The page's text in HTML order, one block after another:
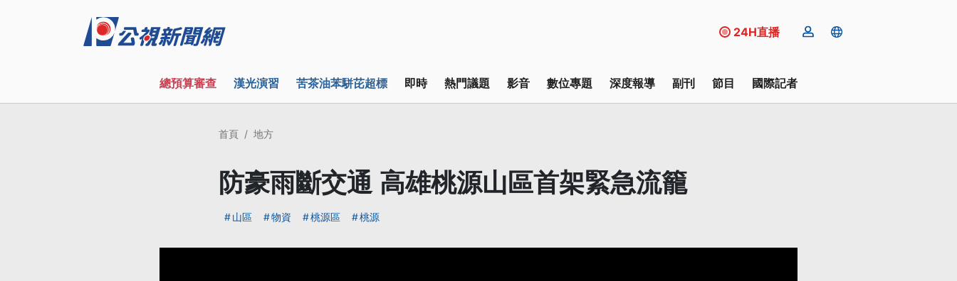
24H直播
總預算審查 漢光演習 苦茶油苯駢芘超標 即時 熱門議題 影音 數位專題 深度報導 副刊 節目 國際記者
首頁 地方
防豪雨斷交通 高雄桃源山區首架緊急流籠
山區 物資 桃源區 桃源